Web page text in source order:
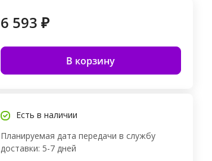
6 593 ₽
В корзину
Есть в наличии
Планируемая дата передачи в службу
доставки: 5-7 дней